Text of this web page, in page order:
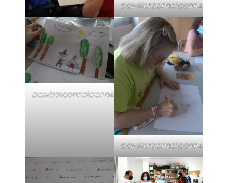
DCIM\101GOPRO\GOPR4441.JPG